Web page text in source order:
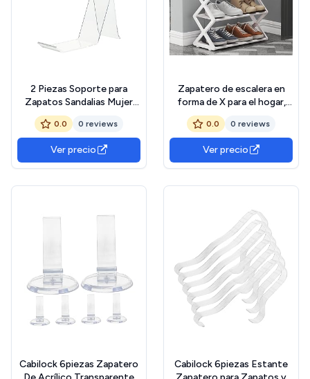
2 Piezas Soporte para
Zapatos Sandalias Mujer
Deportivas Sandalias De
Mujer De Tacón Sandalias
Deportivas Mujer Zapatero
Acrílico Hombres y Mujeres
Estante De La Sandalia
0.0 0 reviews
Ver precio
Zapatero de escalera en
forma de X para el hogar,
almacenamiento multicapa
que ahorra espacio para
sandalias y botas, para un
fácil montaje, polipropileno
resistente y acero
0.0 0 reviews
Ver precio
Cabilock 6piezas Zapatero
Cabilock 6piezas Estante